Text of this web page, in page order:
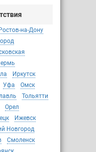
Ростов-на-Дону
Иркутск
Уфа
Омск
Тольятти
Орел
Ижевск
Новгород
Смоленск